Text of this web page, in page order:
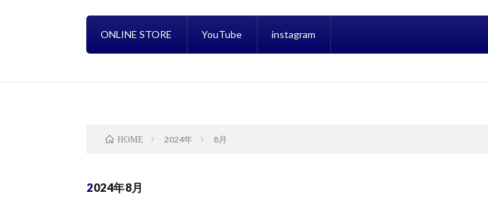
ONLINE STORE YouTube instagram
HOME 2024年 8月
2024年8月